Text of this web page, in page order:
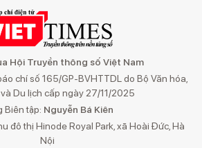
Hội Truyền thông số Việt Nam
chí số 165/GP-BVHTTDL do Bộ Văn hóa,
Du lịch cấp ngày 27/11/2025
Biên tập: Nguyễn Bá Kiên
đô thị Hinode Royal Park, xã Hoài Đức, Hà
Nội